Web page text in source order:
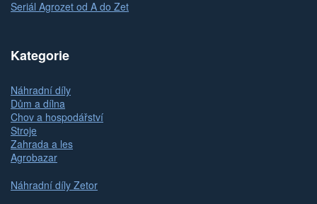
Seriál Agrozet od A do Zet
Kategorie
Náhradní díly
Dům a dílna
Chov a hospodářství
Stroje
Zahrada a les
Agrobazar
Náhradní díly Zetor